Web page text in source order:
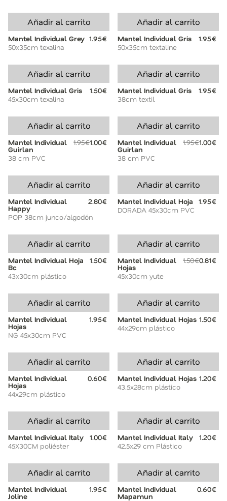
Añadir al carrito
Mantel Individual Grey 1.95€
50x35cm texalina
Añadir al carrito
Mantel Individual Gris
1.95€
50x35cm textaline
Añadir al carrito
Mantel Individual Gris
1.50€
45x30cm texalina
Añadir al carrito
Mantel Individual Gris
1.95€
38cm textil
Añadir al carrito
Mantel Individual
Guirlan
1.95€1.00€
38 cm PVC
Añadir al carrito
Mantel Individual
Guirlan
1.95€1.00€
38 cm PVC
Añadir al carrito
Mantel Individual
Happy
2.80€
POP 38cm junco/algodón
Añadir al carrito
Mantel Individual Hoja
1.95€
DORADA 45x30cm PVC
Añadir al carrito
Mantel Individual Hoja
Bc
1.50€
43x30cm plástico
Añadir al carrito
Mantel Individual
Hojas
1.50€0.81€
45x30cm yute
Añadir al carrito
Mantel Individual
Hojas
1.95€
NG 45x30cm PVC
Añadir al carrito
Mantel Individual Hojas 1.50€
44x29cm plástico
Añadir al carrito
Mantel Individual
Hojas
0.60€
44x29cm plástico
Añadir al carrito
Mantel Individual Hojas 1.20€
43.5x28cm plástico
Añadir al carrito
Mantel Individual Italy
1.00€
45X30CM poliéster
Añadir al carrito
Mantel Individual Italy
1.20€
42.5x29 cm Plástico
Añadir al carrito
Mantel Individual
Joline
1.95€
Añadir al carrito
Mantel Individual
Mapamun
0.60€